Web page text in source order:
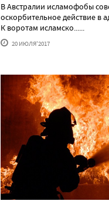
В Австралии исламофобы
оскорбительное действие в
К воротам исламско......
20 ИЮЛЯ'2017